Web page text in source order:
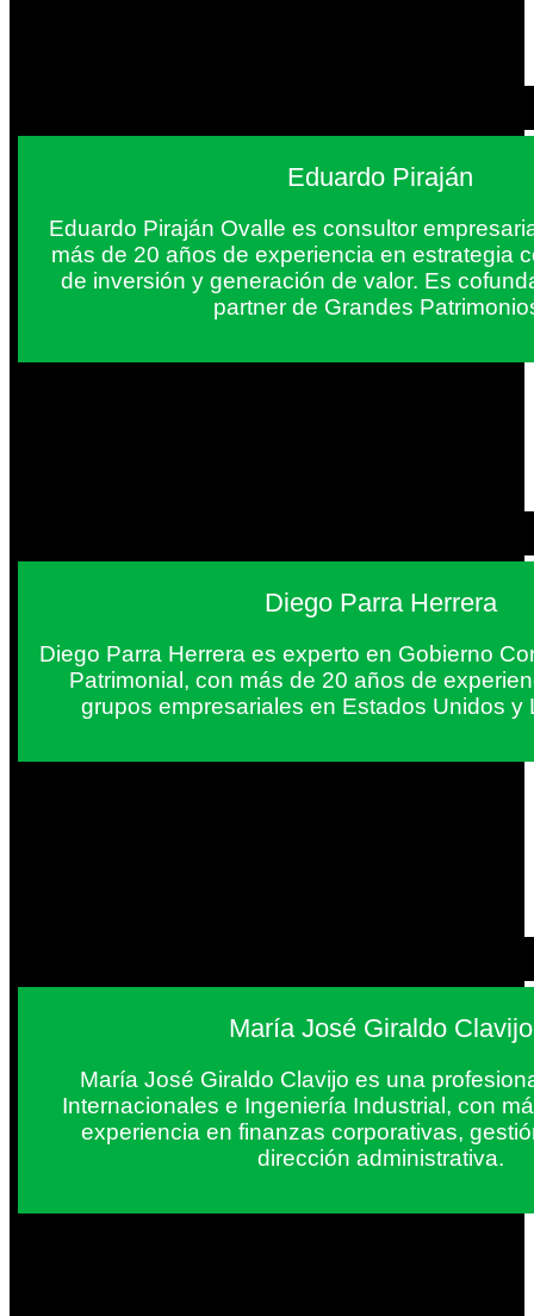
Eduardo Piraján
Eduardo Piraján Ovalle es consultor
más de 20 años de experiencia en estrategia
de inversión y generación de valor. Es
partner de Grandes
Diego Parra Herrera
Diego Parra Herrera es experto en Gobierno
Patrimonial, con más de 20 años de
grupos empresariales en Estados Unidos y
María José Giraldo Clavijo
María José Giraldo Clavijo es una
Internacionales e Ingeniería Industrial, con
experiencia en finanzas corporativas,
dirección administrativa.